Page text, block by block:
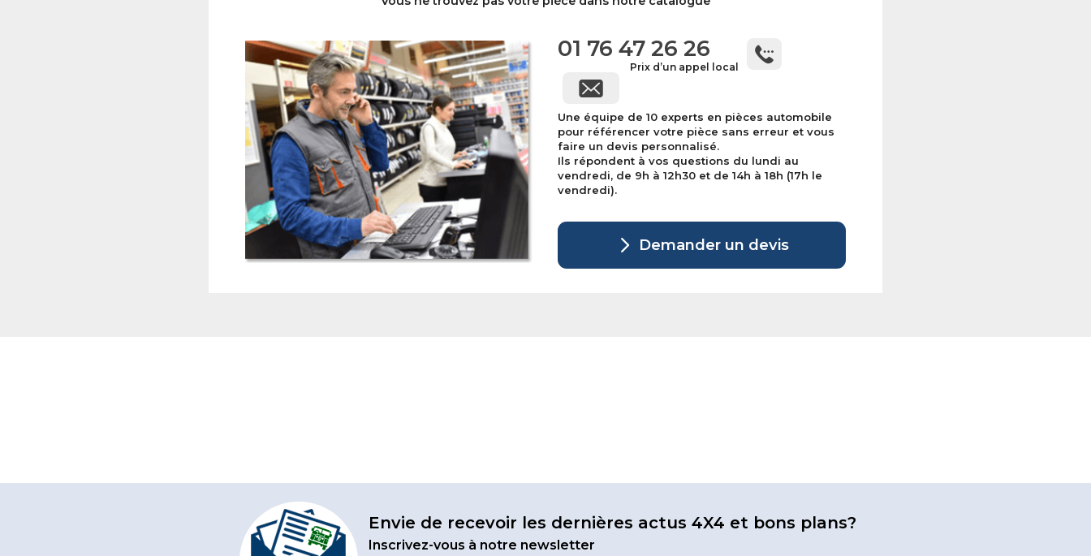
01 76 47 26 26
Prix d’un appel local
Une équipe de 10 experts en pièces automobile
pour référencer votre pièce sans erreur et vous
faire un devis personnalisé.
Ils répondent à vos questions du lundi au
vendredi, de 9h à 12h30 et de 14h à 18h (17h le
vendredi).
Demander un devis
Envie de recevoir les dernières actus 4X4 et bons plans?
Inscrivez-vous à notre newsletter